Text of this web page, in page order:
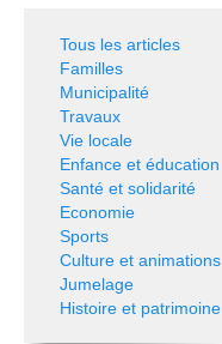
Tous les articles
Familles
Municipalité
Travaux
Vie locale
Enfance et éducation
Santé et solidarité
Economie
Sports
Culture et animations
Jumelage
Histoire et patrimoine